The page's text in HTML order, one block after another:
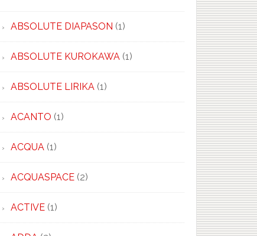
ABSOLUTE DIAPASON(1)
ABSOLUTE KUROKAWA(1)
ABSOLUTE LIRIKA(1)
ACANTO(1)
ACQUA(1)
ACQUASPACE(2)
ACTIVE(1)